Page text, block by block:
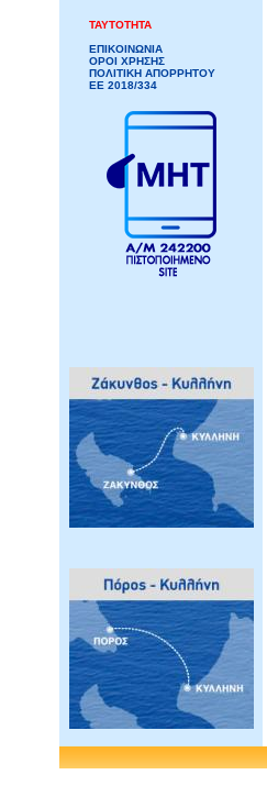
ΤΑΥΤΟΤΗΤΑ
ΕΠΙΚΟΙΝΩΝΙΑ
ΟΡΟΙ ΧΡΗΣΗΣ
ΠΟΛΙΤΙΚΗ ΑΠΟΡΡΗΤΟΥ
ΕΕ 2018/334